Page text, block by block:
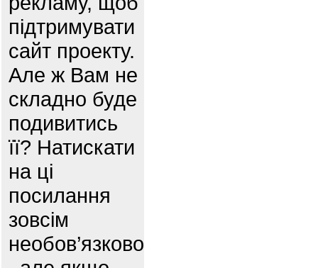
підтримувати
сайт проекту.
Але ж Вам не
складно буде
подивитись
її? Натискати
на ці
посилання
зовсім
необов’язково